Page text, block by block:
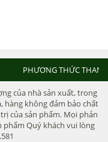
PHƯƠNG THỨC
của nhà sản xuất, trong
hàng không đảm bảo chất
của sản phẩm. Mọi phản
phẩm Quý khách vui lòng